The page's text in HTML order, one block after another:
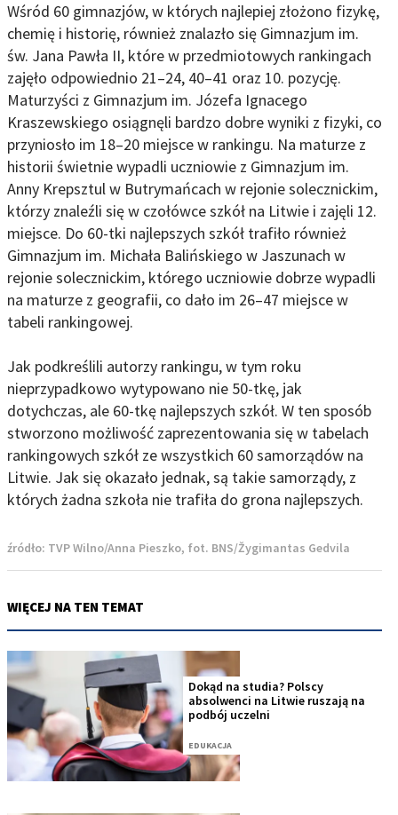
Wśród 60 gimnazjów, w których najlepiej złożono fizykę,
chemię i historię, również znalazło się Gimnazjum im.
św. Jana Pawła II, które w przedmiotowych rankingach
zajęło odpowiednio 21–24, 40–41 oraz 10. pozycję.
Maturzyści z Gimnazjum im. Józefa Ignacego
Kraszewskiego osiągnęli bardzo dobre wyniki z fizyki, co
przyniosło im 18–20 miejsce w rankingu. Na maturze z
historii świetnie wypadli uczniowie z Gimnazjum im.
Anny Krepsztul w Butrymańcach w rejonie solecznickim,
którzy znaleźli się w czołówce szkół na Litwie i zajęli 12.
miejsce. Do 60-tki najlepszych szkół trafiło również
Gimnazjum im. Michała Balińskiego w Jaszunach w
rejonie solecznickim, którego uczniowie dobrze wypadli
na maturze z geografii, co dało im 26–47 miejsce w
tabeli rankingowej.
Jak podkreślili autorzy rankingu, w tym roku
nieprzypadkowo wytypowano nie 50-tkę, jak
dotychczas, ale 60-tkę najlepszych szkół. W ten sposób
stworzono możliwość zaprezentowania się w tabelach
rankingowych szkół ze wszystkich 60 samorządów na
Litwie. Jak się okazało jednak, są takie samorządy, z
których żadna szkoła nie trafiła do grona najlepszych.
źródło: TVP Wilno/Anna Pieszko, fot. BNS/Žygimantas Gedvila
WIĘCEJ NA TEN TEMAT
Dokąd na studia? Polscy
absolwenci na Litwie ruszają na
podbój uczelni
EDUKACJA